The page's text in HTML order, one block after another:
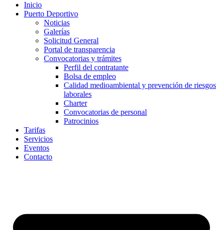
Inicio
Puerto Deportivo
Noticias
Galerías
Solicitud General
Portal de transparencia
Convocatorias y trámites
Perfil del contratante
Bolsa de empleo
Calidad medioambiental y prevención de riesgos
laborales
Charter
Convocatorias de personal
Patrocinios
Tarifas
Servicios
Eventos
Contacto